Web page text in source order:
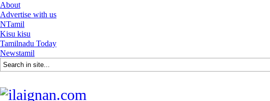
About
Advertise with us
NTamil
Kisu kisu
Tamilnadu Today
Newstamil